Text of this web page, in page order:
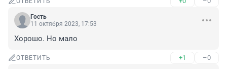
Гость
11 октября 2023, 17:53
Хорошо. Но мало
ОТВЕТИТЬ +1 –0